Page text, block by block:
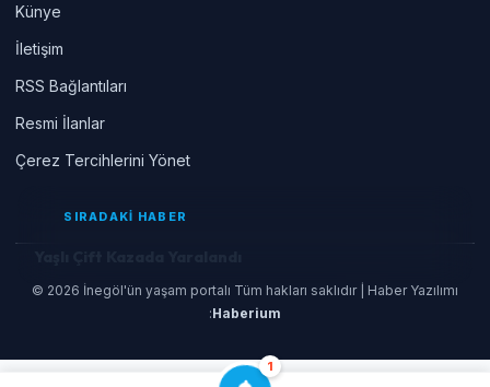
1
Künye
İletişim
RSS Bağlantıları
Resmi İlanlar
Çerez Tercihlerini Yönet
© 2026 İnegöl'ün yaşam portalı Tüm hakları saklıdır | Haber Yazılımı
:Haberium
SIRADAKİ HABER